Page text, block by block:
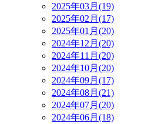
2025年03月(19)
2025年02月(17)
2025年01月(20)
2024年12月(20)
2024年11月(20)
2024年10月(20)
2024年09月(17)
2024年08月(21)
2024年07月(20)
2024年06月(18)